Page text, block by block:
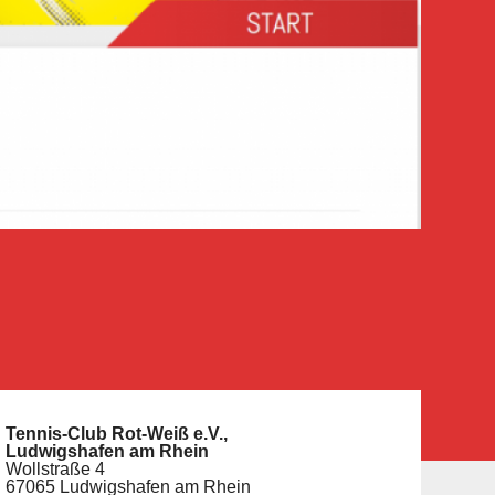
Tennis-Club Rot-Weiß e.V.,
Ludwigshafen am Rhein
Wollstraße 4
67065 Ludwigshafen am Rhein